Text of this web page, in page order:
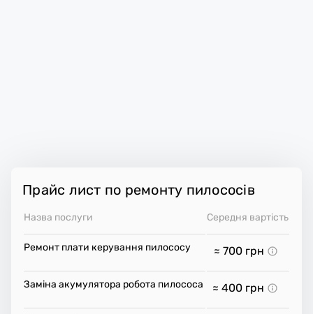
Прайс лист по ремонту пилососів
Назва послуги Середня вартість
Ремонт плати керування пилососу ≈ 700 грн
Заміна акумулятора робота пилососа ≈ 400 грн